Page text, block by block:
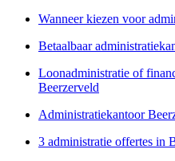
Wanneer kiezen voor
Betaalbaar
Loonadministratie of
Beerzerveld
Administratiekantoor
3 administratie offertes in